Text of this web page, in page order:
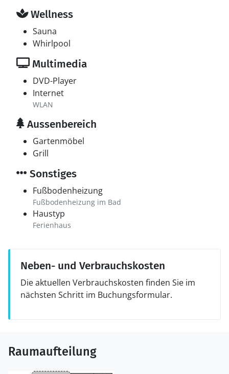
Wellness
Sauna
Whirlpool
Multimedia
DVD-Player
Internet
WLAN
Aussenbereich
Gartenmöbel
Grill
Sonstiges
Fußbodenheizung
Fußbodenheizung im Bad
Haustyp
Ferienhaus
Neben- und Verbrauchskosten
Die aktuellen Verbrauchskosten finden Sie im
nächsten Schritt im Buchungsformular.
Raumaufteilung